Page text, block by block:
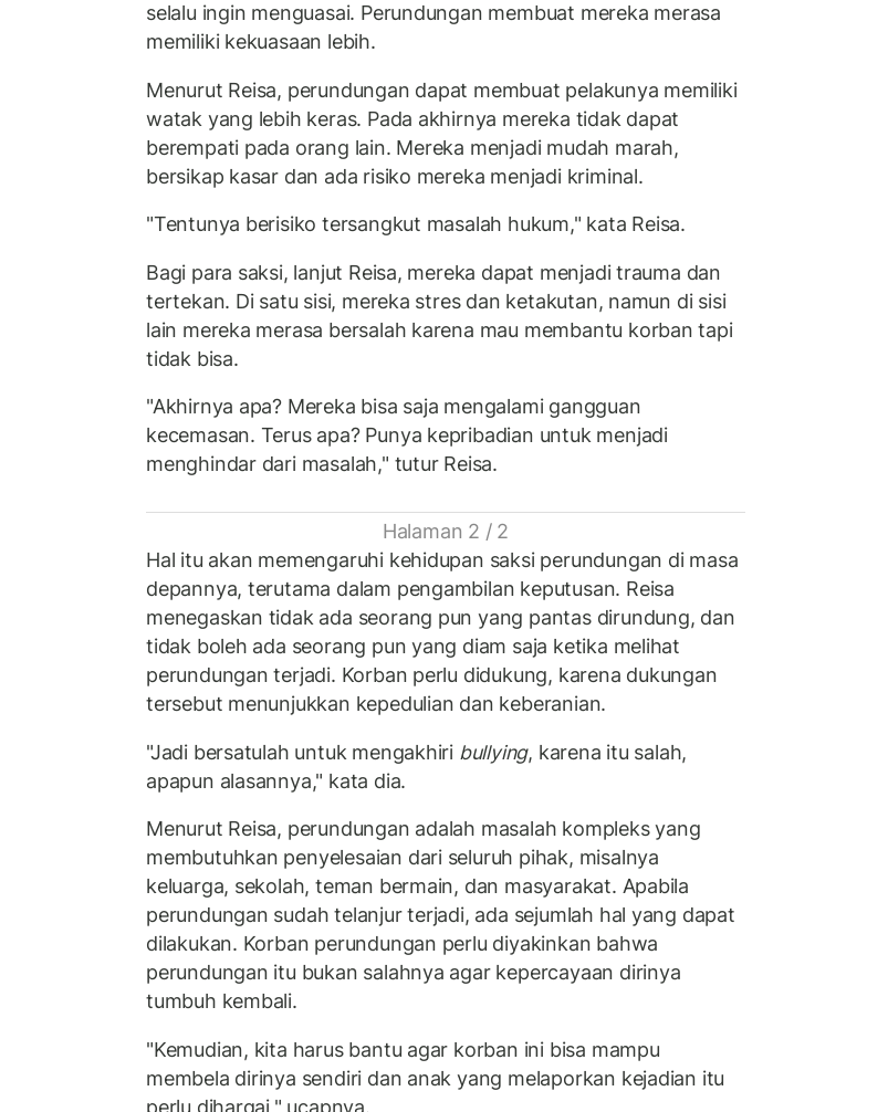
selalu ingin menguasai. Perundungan membuat mereka merasa
memiliki kekuasaan lebih.
Menurut Reisa, perundungan dapat membuat pelakunya memiliki
watak yang lebih keras. Pada akhirnya mereka tidak dapat
berempati pada orang lain. Mereka menjadi mudah marah,
bersikap kasar dan ada risiko mereka menjadi kriminal.
"Tentunya berisiko tersangkut masalah hukum," kata Reisa.
Bagi para saksi, lanjut Reisa, mereka dapat menjadi trauma dan
tertekan. Di satu sisi, mereka stres dan ketakutan, namun di sisi
lain mereka merasa bersalah karena mau membantu korban tapi
tidak bisa.
"Akhirnya apa? Mereka bisa saja mengalami gangguan
kecemasan. Terus apa? Punya kepribadian untuk menjadi
menghindar dari masalah," tutur Reisa.
Halaman 2 / 2
Hal itu akan memengaruhi kehidupan saksi perundungan di masa
depannya, terutama dalam pengambilan keputusan. Reisa
menegaskan tidak ada seorang pun yang pantas dirundung, dan
tidak boleh ada seorang pun yang diam saja ketika melihat
perundungan terjadi. Korban perlu didukung, karena dukungan
tersebut menunjukkan kepedulian dan keberanian.
"Jadi bersatulah untuk mengakhiri bullying, karena itu salah,
apapun alasannya," kata dia.
Menurut Reisa, perundungan adalah masalah kompleks yang
membutuhkan penyelesaian dari seluruh pihak, misalnya
keluarga, sekolah, teman bermain, dan masyarakat. Apabila
perundungan sudah telanjur terjadi, ada sejumlah hal yang dapat
dilakukan. Korban perundungan perlu diyakinkan bahwa
perundungan itu bukan salahnya agar kepercayaan dirinya
tumbuh kembali.
"Kemudian, kita harus bantu agar korban ini bisa mampu
membela dirinya sendiri dan anak yang melaporkan kejadian itu
perlu dihargai," ucapnya.